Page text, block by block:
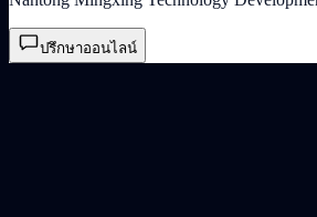
ปรึกษาออนไลน์